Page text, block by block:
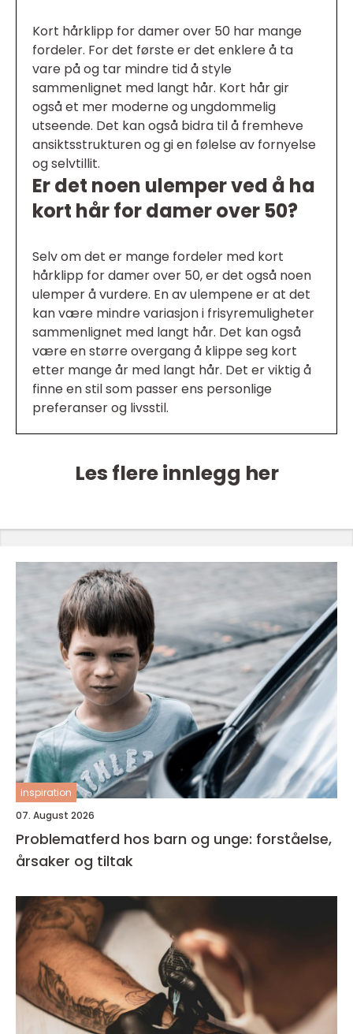
Kort hårklipp for damer over 50 har mange
fordeler. For det første er det enklere å ta
vare på og tar mindre tid å style
sammenlignet med langt hår. Kort hår gir
også et mer moderne og ungdommelig
utseende. Det kan også bidra til å fremheve
ansiktsstrukturen og gi en følelse av fornyelse
og selvtillit.
Er det noen ulemper ved å ha
kort hår for damer over 50?
Selv om det er mange fordeler med kort
hårklipp for damer over 50, er det også noen
ulemper å vurdere. En av ulempene er at det
kan være mindre variasjon i frisyremuligheter
sammenlignet med langt hår. Det kan også
være en større overgang å klippe seg kort
etter mange år med langt hår. Det er viktig å
finne en stil som passer ens personlige
preferanser og livsstil.
Les flere innlegg her
inspiration
07. August 2026
Problematferd hos barn og unge: forståelse,
årsaker og tiltak